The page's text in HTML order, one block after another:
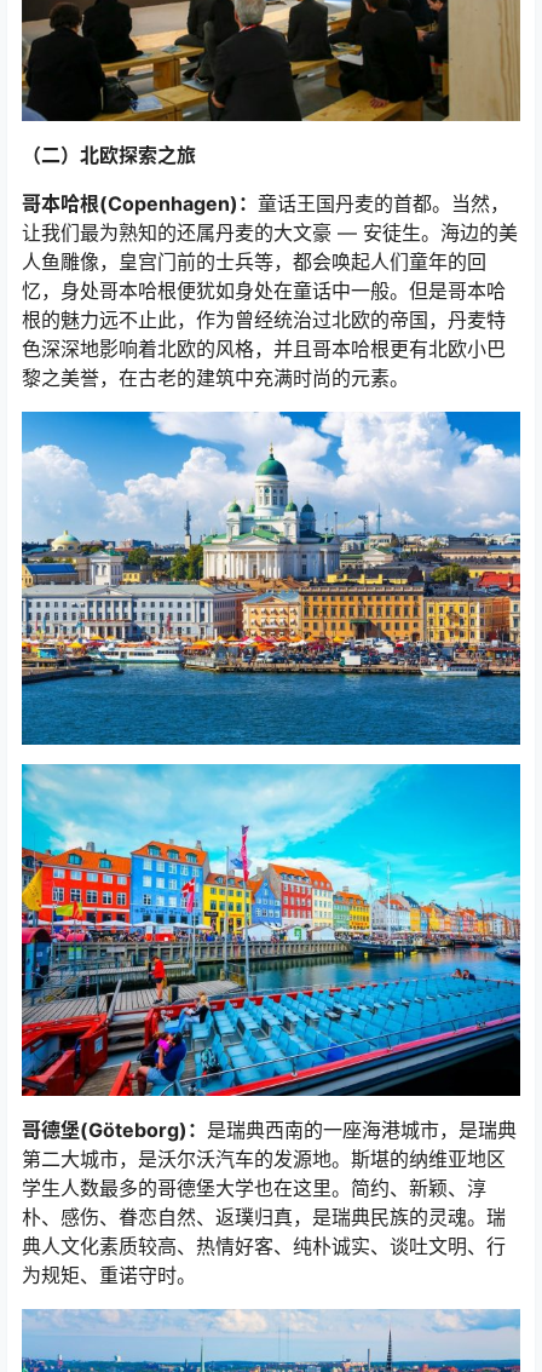
（二）北欧探索之旅
哥本哈根(Copenhagen)： 童话王国丹麦的首都。当然，
让我们最为熟知的还属丹麦的大文豪 — 安徒生。海边的美
人鱼雕像，皇宫门前的士兵等，都会唤起人们童年的回
忆，身处哥本哈根便犹如身处在童话中一般。但是哥本哈
根的魅力远不止此，作为曾经统治过北欧的帝国，丹麦特
色深深地影响着北欧的风格，并且哥本哈根更有北欧小巴
黎之美誉，在古老的建筑中充满时尚的元素。
哥德堡(Göteborg)： 是瑞典西南的一座海港城市，是瑞典
第二大城市，是沃尔沃汽车的发源地。斯堪的纳维亚地区
学生人数最多的哥德堡大学也在这里。简约、新颖、淳
朴、感伤、眷恋自然、返璞归真，是瑞典民族的灵魂。瑞
典人文化素质较高、热情好客、纯朴诚实、谈吐文明、行
为规矩、重诺守时。